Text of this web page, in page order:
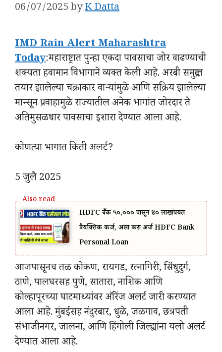
06/07/2025byK Datta
IMD Rain Alert Maharashtra
Today:महाराष्ट्रात पुन्हा एकदा पावसाचा जोर वाढण्याची
शक्यता हवामान विभागाने व्यक्त केली आहे. अरबी समुद्रात
तयार झालेल्या चक्राकार वाऱ्यांमुळे आणि सक्रिय झालेल्या
मान्सून प्रवाहामुळे राज्यातील अनेक भागांत जोरदार ते
अतिमुसळधार पावसाचा इशारा देण्यात आला आहे.
कोणत्या भागात किती अलर्ट?
5 जुलै 2025
HDFC बँक ₹५०,००० पासून ₹४० लाखांपर्यंत
वैयक्तिक कर्ज, असा करा अर्ज HDFC Bank
Personal Loan
आजपासूनच तळ कोकण, रायगड, रत्नागिरी, सिंधुदुर्ग,
ठाणे, पालघरसह पुणे, सातारा, नाशिक आणि
कोल्हापूरच्या घाटमाथ्यांवर ऑरेंज अलर्ट जारी करण्यात
आला आहे. मुंबईसह नंदुरबार, धुळे, जळगाव, छत्रपती
संभाजीनगर, जालना, आणि हिंगोली जिल्ह्यांना यलो अलर्ट
देण्यात आला आहे.